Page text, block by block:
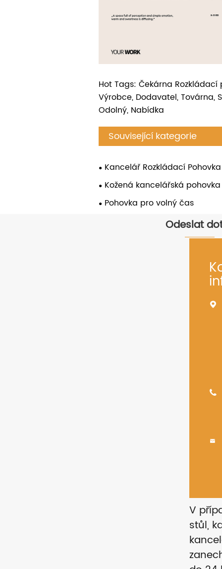
Hot Tags: Čekárna Rozkládací
Výrobce, Dodavatel, Továrna,
Odolný, Nabídka
Související kategorie
Kancelář Rozkládací Pohovka
Kožená kancelářská pohovka
Pohovka pro volný čas
Odeslat



V
stůl,